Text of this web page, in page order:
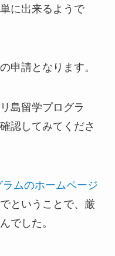
に出来るようで
申請となります。
島留学プログラ
認してみてくださ
ムのホームページ
ということで、厳
でした。